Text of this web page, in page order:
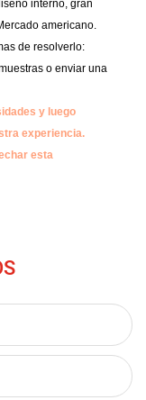
interno, gran
americano.
de resolverlo:
o enviar una
y luego
experiencia.
esta